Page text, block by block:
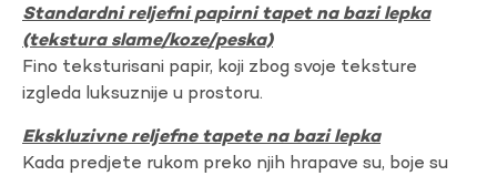
Standardni reljefni papirni tapet na bazi lepka
(tekstura slame/koze/peska)
Fino teksturisani papir, koji zbog svoje teksture
izgleda luksuznije u prostoru.
Ekskluzivne reljefne tapete na bazi lepka
Kada predjete rukom preko njih hrapave su, boje su